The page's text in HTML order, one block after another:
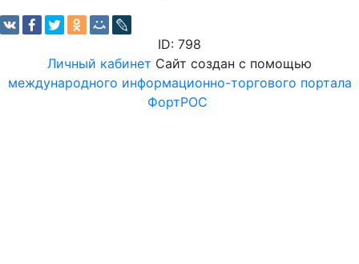
ID: 798
Личный кабинет Сайт создан с помощью
международного информационно-торгового портала
ФортРОС